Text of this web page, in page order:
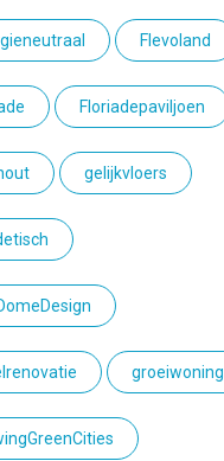
Flevoland
Floriadepaviljoen
gelijkvloers
groeiwoning